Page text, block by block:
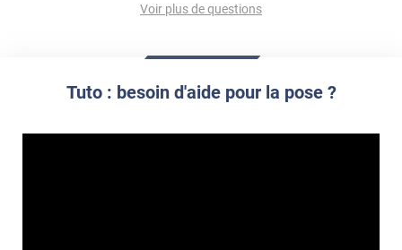
impression personnalisée
Voir plus de questions
Tuto : besoin d'aide pour la pose ?